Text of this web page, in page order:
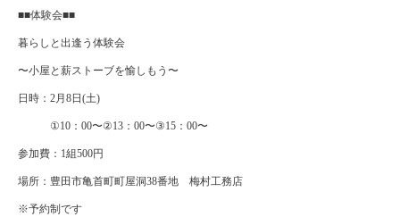
■■体験会■■
暮らしと出逢う体験会
〜小屋と薪ストーブを愉しもう〜
日時： 2月8日 (土)
①10 ： 00〜②13 ： 00〜③15 ： 00〜
参加費： 1組500円
場所：豊田市亀首町町屋洞38番地 梅村工務店
※予約制です